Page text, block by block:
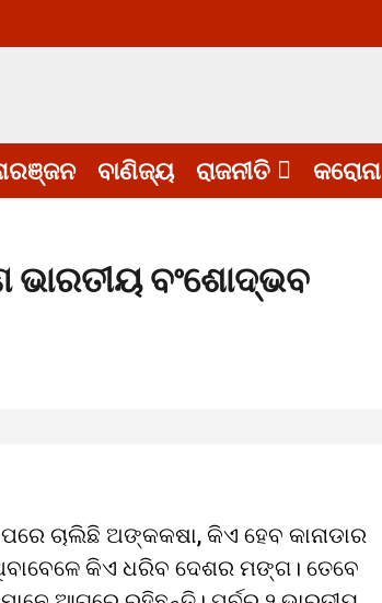
ବାଣିଜ୍ୟ ରାଜନୀତି କରୋନା
ଭାରତୀୟ ବଂଶୋଦ୍ଭବ
ଚାଲିଛି ଅଙ୍କକଷା, କିଏ ହେବ କାନାଡାର
କିଏ ଧରିବ ଦେଶର ମଙ୍ଗ। ତେବେ